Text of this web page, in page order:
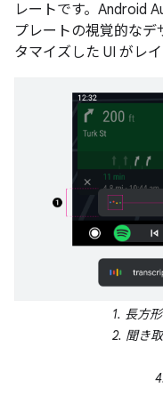
レートです。Android
プレートの視覚的な
タマイズした UI がレ
1. 長方
2. 聞き